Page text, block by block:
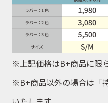
※上記価格はB+商品に
※B+商品以外の場合は「